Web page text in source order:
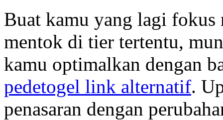
Buat kamu yang lagi
mentok di tier tertentu,
kamu optimalkan dengan
pedetogel link alternatif.
penasaran dengan